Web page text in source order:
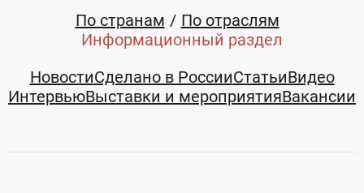
По странам
По отраслям
Информационный раздел
НовостиСделано в РоссииСтатьиВидео
ИнтервьюВыставки и мероприятияВакансии